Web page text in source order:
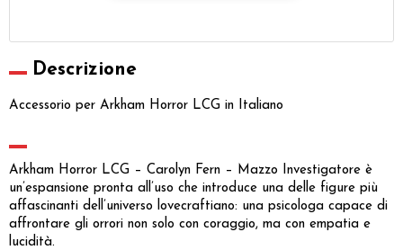
Descrizione
Accessorio per Arkham Horror LCG in Italiano
Arkham Horror LCG – Carolyn Fern – Mazzo Investigatore è
un’espansione pronta all’uso che introduce una delle figure più
affascinanti dell’universo lovecraftiano: una psicologa capace di
affrontare gli orrori non solo con coraggio, ma con empatia e
lucidità.